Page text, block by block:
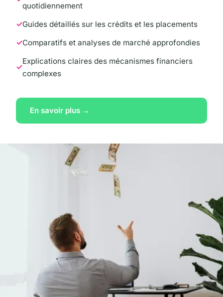
quotidiennement
Guides détaillés sur les crédits et les placements
Comparatifs et analyses de marché approfondies
Explications claires des mécanismes financiers
complexes
En savoir plus →